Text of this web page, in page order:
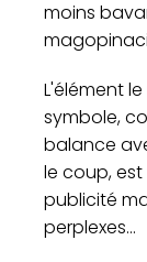
moins
L'élément
symbole,
balance
le coup,
publicité
perplexes...